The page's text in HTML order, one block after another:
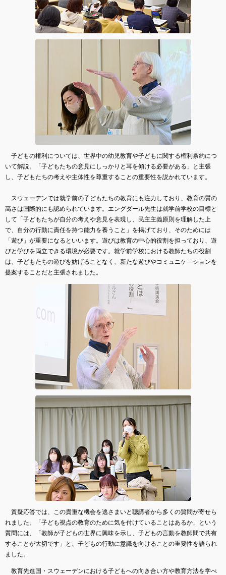
子どもの権利については、世界中の幼児教育や子どもに関する権利条約につ
いて解説。「子どもたちの意見にしっかりと耳を傾ける必要がある」と主張
し、子どもたちの考えや主体性を尊重することの重要性を説かれています。
スウェーデンでは就学前の子どもたちの教育にも注力しており、教育の質の
高さは国際的にも認められています。エングダール先生は就学前学校の目標と
して「子どもたちが自分の考えや意見を表現し、民主主義原則を理解した上
で、自分の行動に責任を持つ能力を養うこと」を掲げており、そのためには
「遊び」が重要になるといいます。遊びは教育の中心的役割を担っており、遊
びと学びを両立できる環境が必要です。就学前学校における教師たちの役割
は、子どもたちの遊びを妨げることなく、新たな遊びやコミュニケ―ションを
提案することだと主張されました。
質疑応答では、この貴重な機会を逃さまいと聴講者から多くの質問が寄せら
れました。「子ども視点の教育のために気を付けていることはあるか」という
質問には、「教師が子どもの世界に興味を示し、子どもの言動を教師間で共有
することが大切です」と、子どもの行動に意識を向けることの重要性を語られ
ました。
教育先進国・スウェーデンにおける子どもへの向き合い方や教育方法を学べ